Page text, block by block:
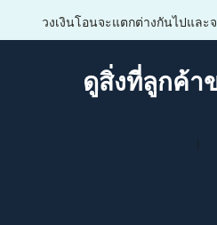
วงเงินโอนจะแตกต่างกันไปแล
ดูสิ่งที่ลูกค้า